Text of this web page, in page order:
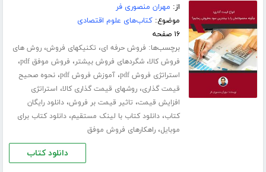
از: مهران منصوری فر
موضوع:کتاب‌های علوم اقتصادی
۱۶ صفحه
برچسب‌ها: فروش حرفه ای، تکنیکهای فروش،روش های
فروش کالا،شگردهای فروش بیشتر، فروش موفق pdf ،
استراتژی فروش pdf ،آموزش فروش pdf ،نحوه صحیح
قیمت گذاری،روشهای قیمت گذاری کالا، استراتژی
افزایش قیمت، تاثیر قیمت بر فروش،دانلود رایگان
کتاب،دانلود کتاب با لینک مستقیم،دانلود کتاب برای
موبایل،راهکارهای فروش موفق
دانلود کتاب